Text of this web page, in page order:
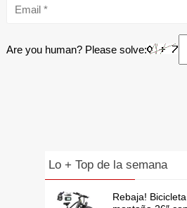
Are you human? Please solve:
Lo + Top de la semana
Rebaja!